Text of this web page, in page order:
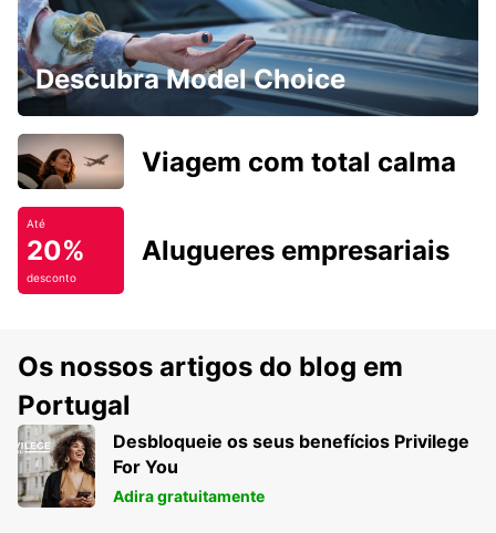
Descubra Model Choice
Viagem com total calma
Até
20%
desconto
Alugueres empresariais
Os nossos artigos do blog em
Portugal
Desbloqueie os seus benefícios Privilege
For You
Adira gratuitamente